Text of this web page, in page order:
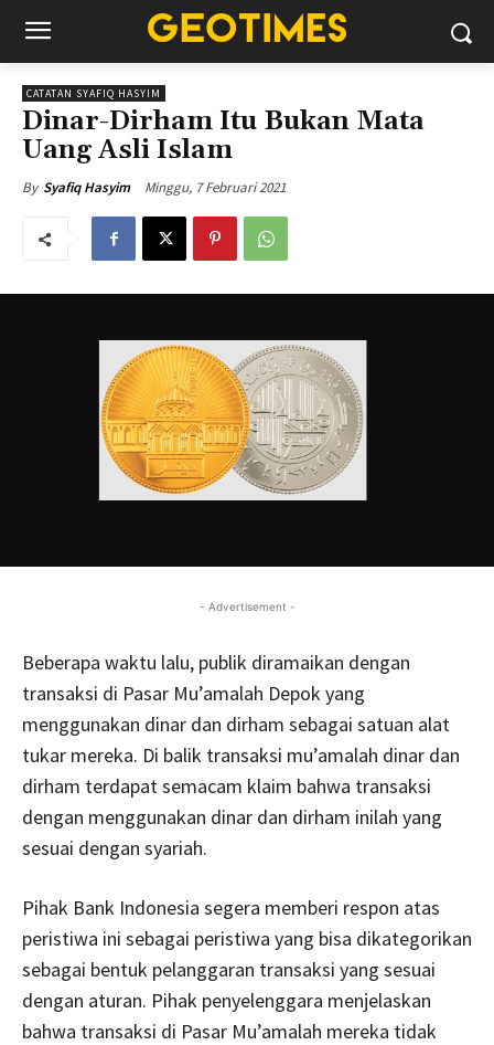
CATATAN SYAFIQ HASYIM
Dinar-Dirham Itu Bukan Mata
Uang Asli Islam
By Syafiq Hasyim Minggu, 7 Februari 2021
- Advertisement -
Beberapa waktu lalu, publik diramaikan dengan
transaksi di Pasar Mu’amalah Depok yang
menggunakan dinar dan dirham sebagai satuan alat
tukar mereka. Di balik transaksi mu’amalah dinar dan
dirham terdapat semacam klaim bahwa transaksi
dengan menggunakan dinar dan dirham inilah yang
sesuai dengan syariah.
Pihak Bank Indonesia segera memberi respon atas
peristiwa ini sebagai peristiwa yang bisa dikategorikan
sebagai bentuk pelanggaran transaksi yang sesuai
dengan aturan. Pihak penyelenggara menjelaskan
bahwa transaksi di Pasar Mu’amalah mereka tidak